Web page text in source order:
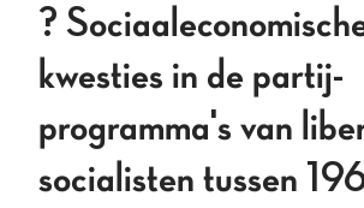
?
kwesties in de partij-
programma's van
socialisten tussen